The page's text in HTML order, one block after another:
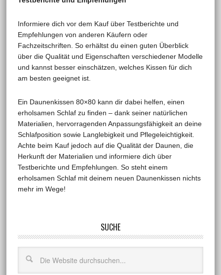
Informiere dich vor dem Kauf über Testberichte und
Empfehlungen von anderen Käufern oder
Fachzeitschriften. So erhältst du einen guten Überblick
über die Qualität und Eigenschaften verschiedener Modelle
und kannst besser einschätzen, welches Kissen für dich
am besten geeignet ist.
Ein Daunenkissen 80×80 kann dir dabei helfen, einen
erholsamen Schlaf zu finden – dank seiner natürlichen
Materialien, hervorragenden Anpassungsfähigkeit an deine
Schlafposition sowie Langlebigkeit und Pflegeleichtigkeit.
Achte beim Kauf jedoch auf die Qualität der Daunen, die
Herkunft der Materialien und informiere dich über
Testberichte und Empfehlungen. So steht einem
erholsamen Schlaf mit deinem neuen Daunenkissen nichts
mehr im Wege!
SUCHE